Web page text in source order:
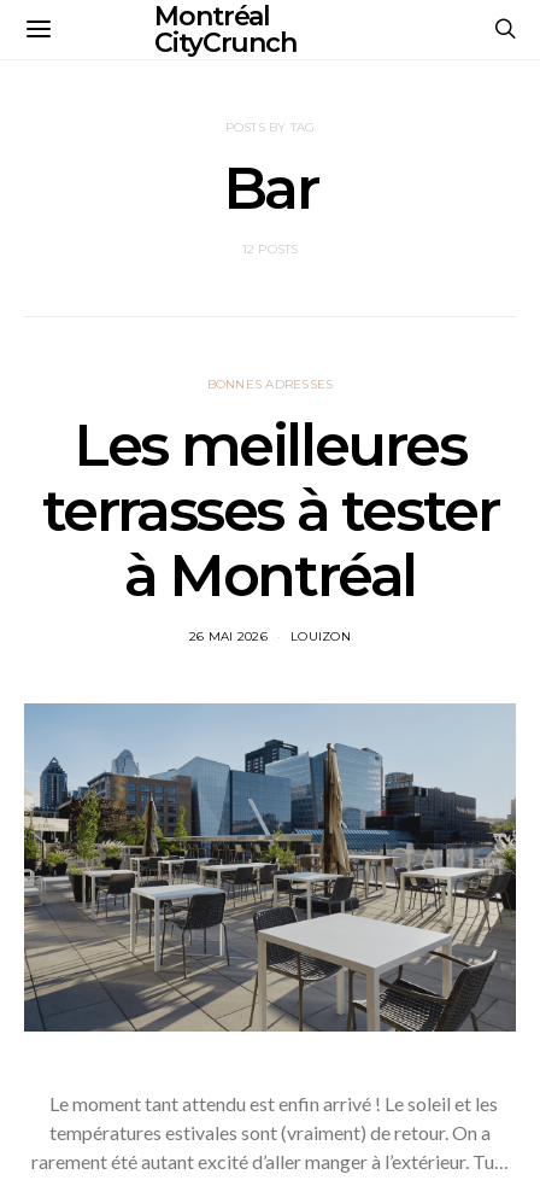
Montréal
CityCrunch
POSTS BY TAG
Bar
12 POSTS
BONNES ADRESSES
Les meilleures
terrasses à tester
à Montréal
26 MAI 2026 LOUIZON
Le moment tant attendu est enfin arrivé ! Le soleil et les
températures estivales sont (vraiment) de retour. On a
rarement été autant excité d’aller manger à l’extérieur. Tu…